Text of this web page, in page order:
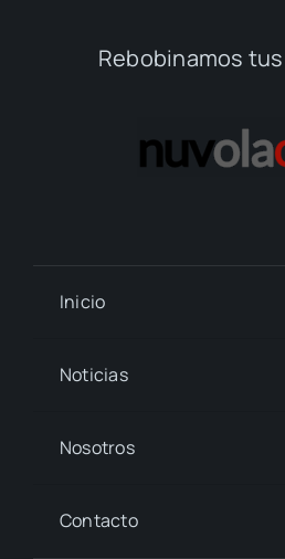
Rebobinamos
Inicio
Noticias
Nosotros
Contacto